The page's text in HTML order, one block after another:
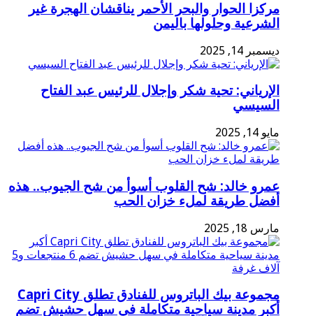
مركزا الحوار والبحر الأحمر يناقشان الهجرة غير
الشرعية وحلولها باليمن
ديسمبر 14, 2025
الإرياني: تحية شكر وإجلال للرئيس عبد الفتاح
السيسي
مايو 14, 2025
عمرو خالد: شح القلوب أسوأ من شح الجيوب.. هذه
أفضل طريقة لملء خزان الحب
مارس 18, 2025
مجموعة بيك الباتروس للفنادق تطلق Capri City
أكبر مدينة سياحية متكاملة في سهل حشيش تضم